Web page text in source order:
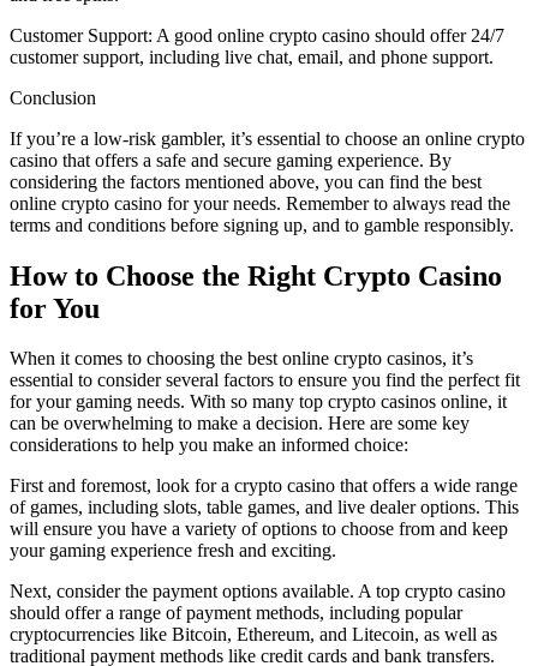
Customer Support: A good online crypto casino should offer 24/7
customer support, including live chat, email, and phone support.
Conclusion
If you’re a low-risk gambler, it’s essential to choose an online crypto
casino that offers a safe and secure gaming experience. By
considering the factors mentioned above, you can find the best
online crypto casino for your needs. Remember to always read the
terms and conditions before signing up, and to gamble responsibly.
How to Choose the Right Crypto Casino
for You
When it comes to choosing the best online crypto casinos, it’s
essential to consider several factors to ensure you find the perfect fit
for your gaming needs. With so many top crypto casinos online, it
can be overwhelming to make a decision. Here are some key
considerations to help you make an informed choice:
First and foremost, look for a crypto casino that offers a wide range
of games, including slots, table games, and live dealer options. This
will ensure you have a variety of options to choose from and keep
your gaming experience fresh and exciting.
Next, consider the payment options available. A top crypto casino
should offer a range of payment methods, including popular
cryptocurrencies like Bitcoin, Ethereum, and Litecoin, as well as
traditional payment methods like credit cards and bank transfers.